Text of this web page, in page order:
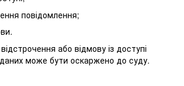
повідомлення;
або відмову із доступі
може бути оскаржено до суду.